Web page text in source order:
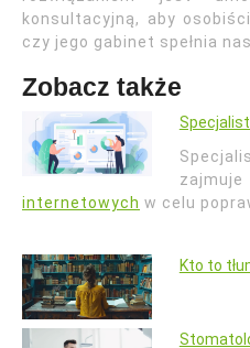
konsultacyjną, aby
czy jego gabinet spełnia
Zobacz także
internetowych w celu
Kto to